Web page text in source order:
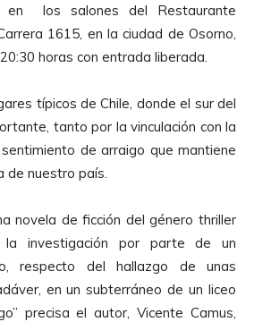
en los salones del Restaurante
1615, en la ciudad de Osorno,
horas con entrada liberada.
típicos de Chile, donde el sur del
tanto por la vinculación con la
de arraigo que mantiene
de nuestro país.
novela de ficción del género thriller
la investigación por parte de un
respecto del hallazgo de unas
en un subterráneo de un liceo
precisa el autor, Vicente Camus,